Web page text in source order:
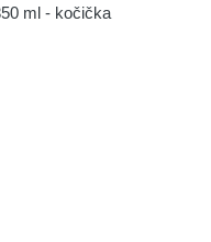
ml - kočička